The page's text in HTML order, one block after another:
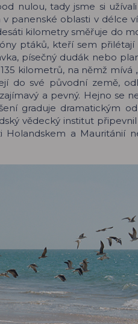
nulou, tady jsme si
panenské oblasti v délce
kilometry směřuje do
ptáků, kteří sem přilétají
písečný dudák nebo
kilometrů, na němž mívá
do své původní země,
a pevný. Hejno se
graduje dramatickým
vědecký institut
Holandskem a Mauritánií